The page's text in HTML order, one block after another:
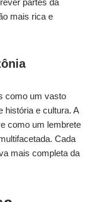
partes da
mais rica e
como um vasto
história e cultura. A
como um lembrete
Cada
mais completa da